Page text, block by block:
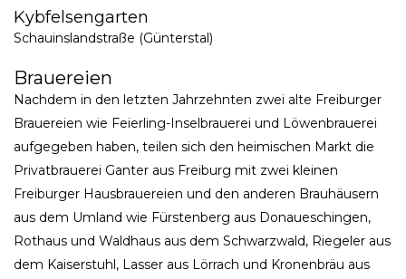
Kybfelsengarten
Schauinslandstraße (Günterstal)
Brauereien
Nachdem in den letzten Jahrzehnten zwei alte Freiburger
Brauereien wie Feierling-Inselbrauerei und Löwenbrauerei
aufgegeben haben, teilen sich den heimischen Markt die
Privatbrauerei Ganter aus Freiburg mit zwei kleinen
Freiburger Hausbrauereien und den anderen Brauhäusern
aus dem Umland wie Fürstenberg aus Donaueschingen,
Rothaus und Waldhaus aus dem Schwarzwald, Riegeler aus
dem Kaiserstuhl, Lasser aus Lörrach und Kronenbräu aus